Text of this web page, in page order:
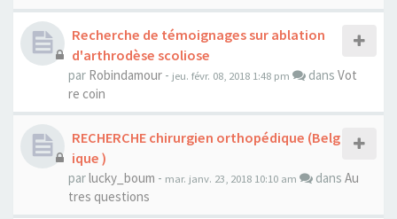
Recherche de témoignages sur ablation
d'arthrodèse scoliose
par Robindamour - jeu. févr. 08, 2018 1:48 pm dans Vot
re coin
RECHERCHE chirurgien orthopédique (Belg
ique )
parlucky_boum - mar. janv. 23, 2018 10:10 am dans Au
tres questions